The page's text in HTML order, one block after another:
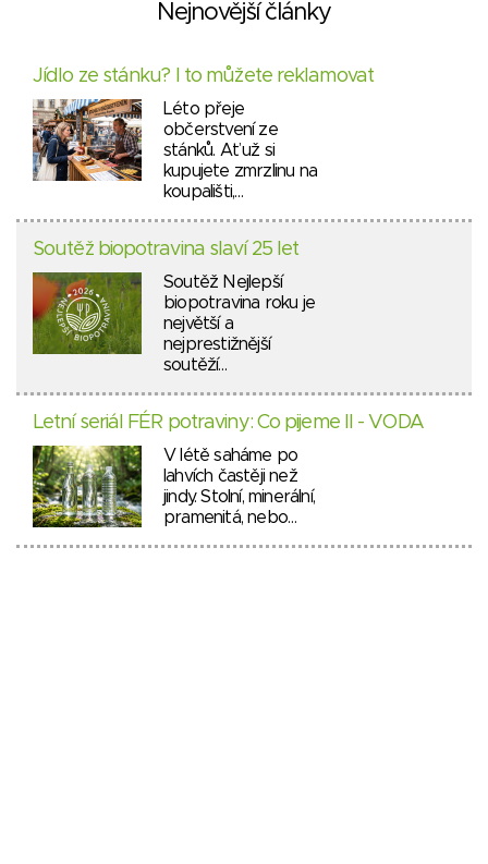
Nejnovější články
Jídlo ze stánku? I to můžete reklamovat
Léto přeje
občerstvení ze
stánků. Ať už si
kupujete zmrzlinu na
koupališti,…
Soutěž biopotravina slaví 25 let
Soutěž Nejlepší
biopotravina roku je
největší a
nejprestižnější
soutěží…
Letní seriál FÉR potraviny: Co pijeme II - VODA
V létě saháme po
lahvích častěji než
jindy. Stolní, minerální,
pramenitá, nebo…